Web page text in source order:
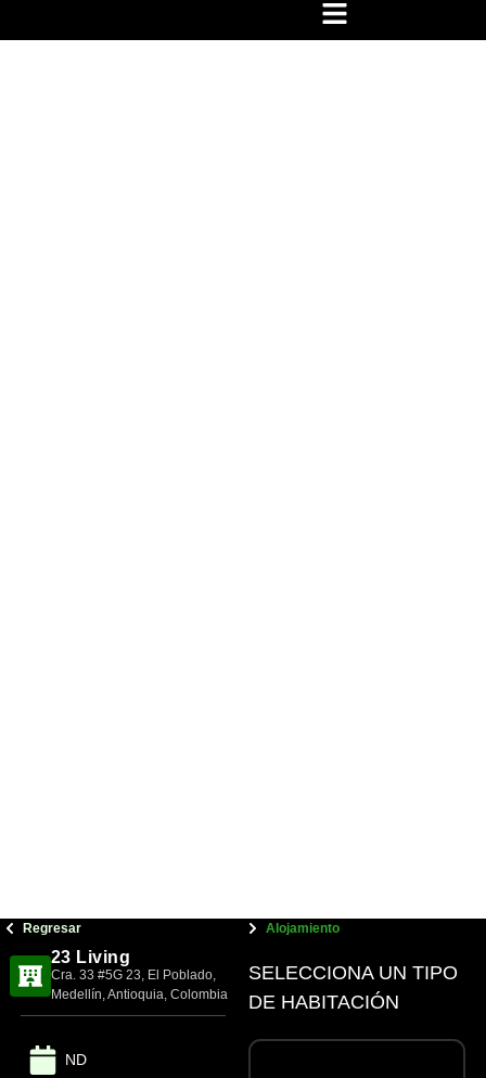
Regresar Alojamiento
23 Living
Cra. 33 #5G 23, El Poblado,
Medellín, Antioquia, Colombia
ND
SELECCIONA UN TIPO
DE HABITACIÓN